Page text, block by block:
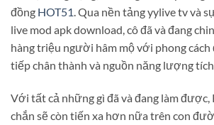
đồng HOT51. Qua nền tảng yylive tv và
live mod apk download, cô đã và đang
hàng triệu người hâm mộ với phong cách
tiếp chân thành và nguồn năng lượng
Với tất cả những gì đã và đang làm được,
chắn sẽ còn tiến xa hơn nữa trên con